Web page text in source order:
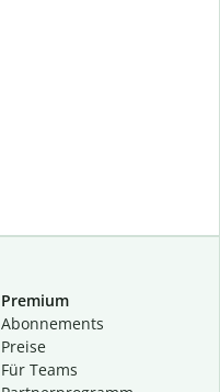
Premium
Abon­ne­ments
Preise
Für Teams